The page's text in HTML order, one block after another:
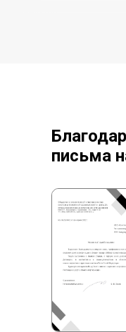
письма